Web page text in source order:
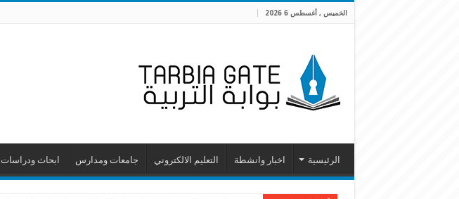
الخميس , أغسطس 6 2026
الرئيسية اخبار وانشطة التعليم الالكتروني جامعات ومدارس ابحاث ودراسات